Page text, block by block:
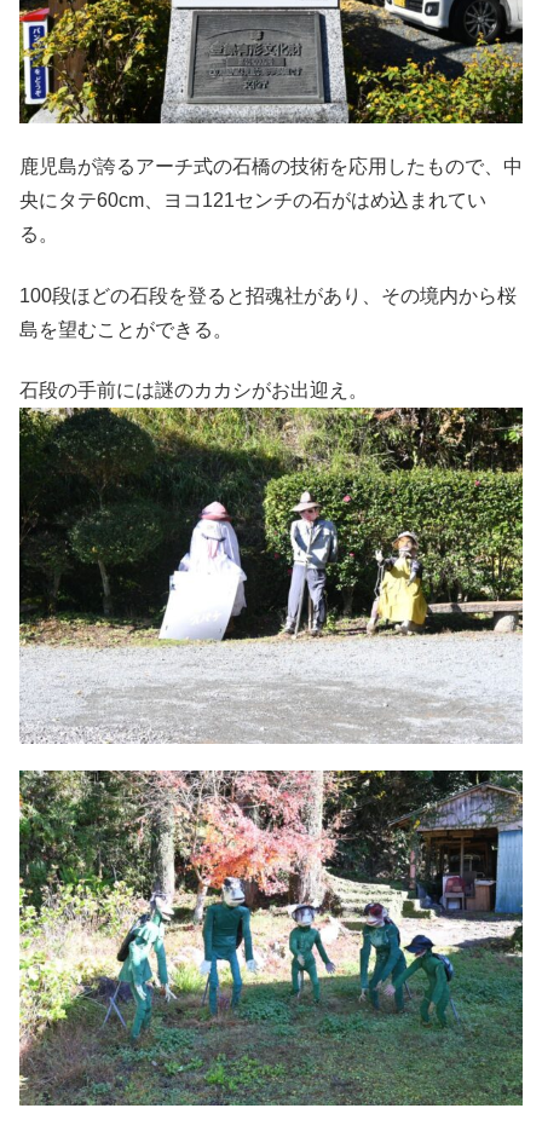
鹿児島が誇るアーチ式の石橋の技術を応用したもので、中
央にタテ60cm、ヨコ121センチの石がはめ込まれてい
る。
100段ほどの石段を登ると招魂社があり、その境内から桜
島を望むことができる。
石段の手前には謎のカカシがお出迎え。